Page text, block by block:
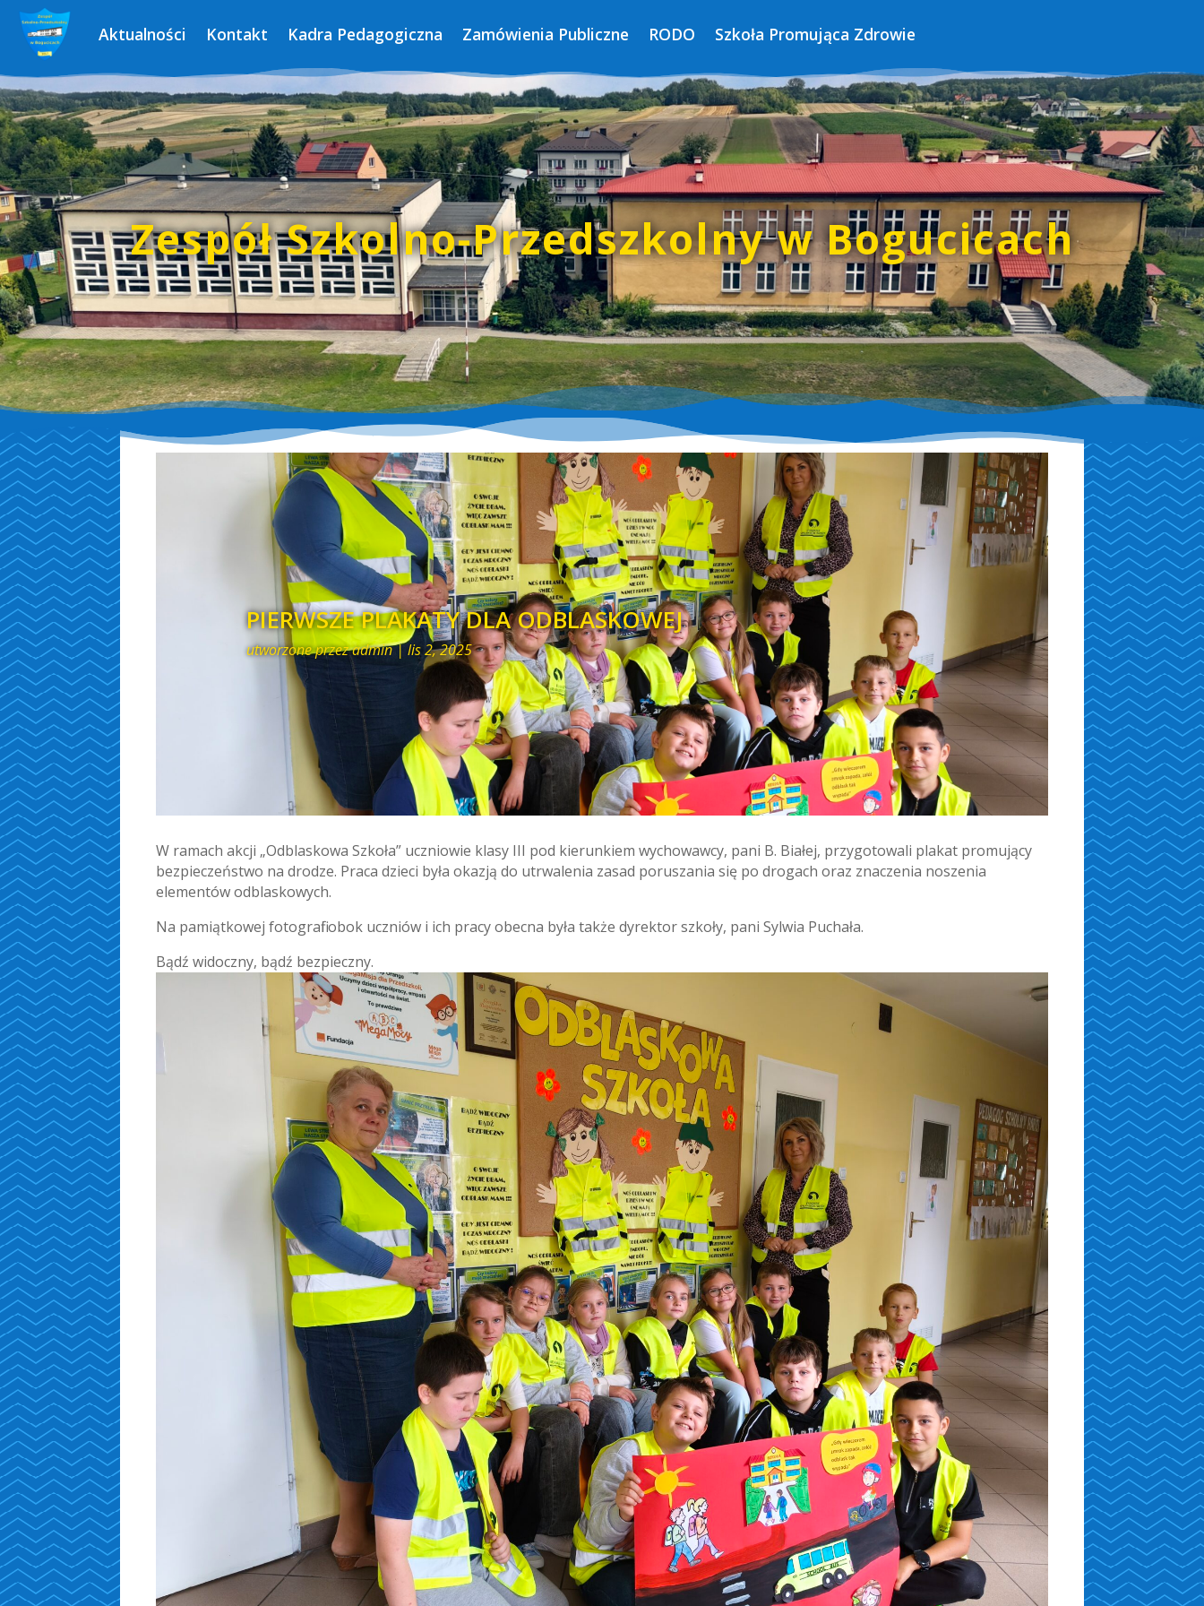
Aktualności Kontakt Kadra Pedagogiczna Zamówienia Publiczne RODO Szkoła Promująca Zdrowie
Zespół Szkolno-Przedszkolny w Bogucicach
PIERWSZE PLAKATY DLA ODBLASKOWEJ
utworzone przezadmin|lis 2, 2025
W ramach akcji „Odblaskowa Szkoła” uczniowie klasy III pod kierunkiem wychowawcy, pani B. Białej, przygotowali plakat promujący
bezpieczeństwo na drodze. Praca dzieci była okazją do utrwalenia zasad poruszania się po drogach oraz znaczenia noszenia
elementów odblaskowych.
Na pamiątkowej fotografii obok uczniów i ich pracy obecna była także dyrektor szkoły, pani Sylwia Puchała.
Bądź widoczny, bądź bezpieczny.